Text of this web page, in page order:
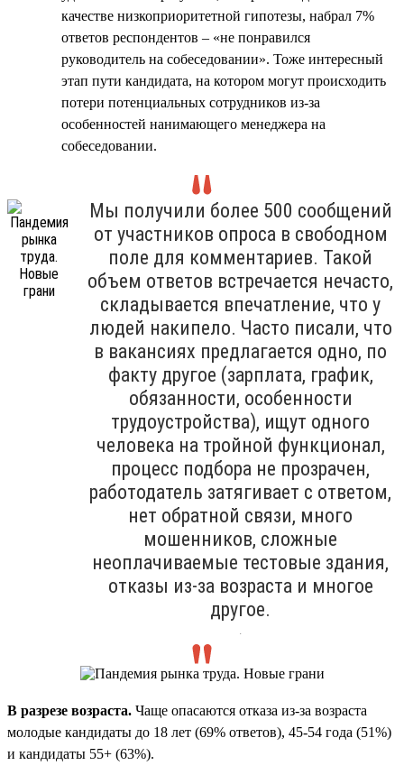
качестве низкоприоритетной гипотезы, набрал 7%
ответов респондентов – «не понравился
руководитель на собеседовании». Тоже интересный
этап пути кандидата, на котором могут происходить
потери потенциальных сотрудников из-за
особенностей нанимающего менеджера на
собеседовании.
Мы получили более 500 сообщений
от участников опроса в свободном
поле для комментариев. Такой
объем ответов встречается нечасто,
складывается впечатление, что у
людей накипело. Часто писали, что
в вакансиях предлагается одно, по
факту другое (зарплата, график,
обязанности, особенности
трудоустройства), ищут одного
человека на тройной функционал,
процесс подбора не прозрачен,
работодатель затягивает с ответом,
нет обратной связи, много
мошенников, сложные
неоплачиваемые тестовые здания,
отказы из-за возраста и многое
другое.
.
В разрезе возраста. Чаще опасаются отказа из-за возраста
молодые кандидаты до 18 лет (69% ответов), 45-54 года (51%)
и кандидаты 55+ (63%).